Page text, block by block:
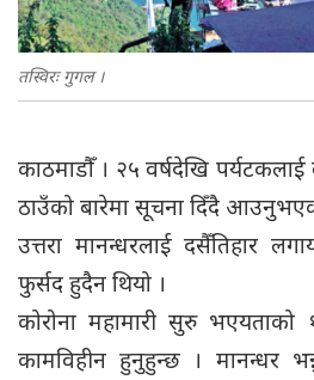
तस्विरः गुगल ।
काठमाडौँ । २५ वर्षदेखि पर्यटकलाई
ठाउँको बारेमा सूचना दिँदै
उत्तरा मानन्धरलाई दसैँतिहार
फुर्सद हुदैन थियो ।
कोरोना महामारी सुरु
कामविहीन हुनुहुन्छ । मानन्धर